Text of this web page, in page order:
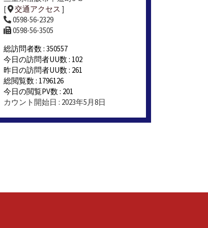
[
交通アクセス ]
0598-56-2329
0598-56-3505
総訪問者数 : 350557
今日の訪問者UU数 : 102
昨日の訪問者UU数 : 261
総閲覧数 : 1796126
今日の閲覧PV数 : 201
カウント開始日 : 2023年5月8日